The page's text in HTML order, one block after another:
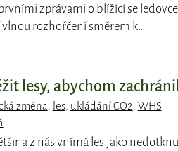
zprávami o blížící se
rozhořčení směrem k…
lesy, abychom
změna les, ukládání CO2 WHS
z nás vnímá les jako